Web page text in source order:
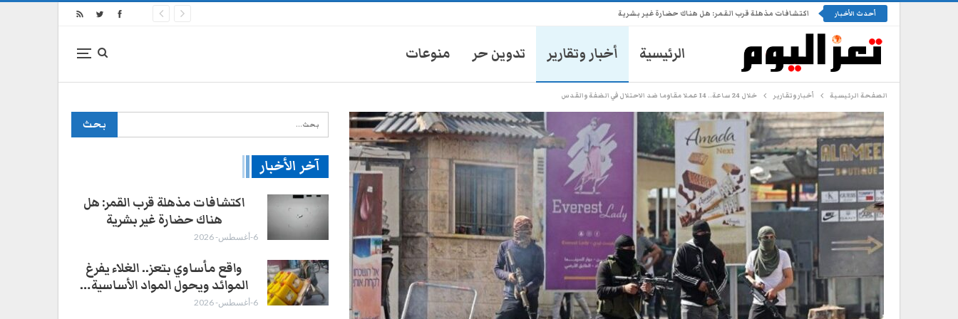
أحدث الأخبار اكتشافات مذهلة قرب القمر: هل هناك حضارة غير بشرية
الرئيسية أخبار وتقارير تدوين حر منوعات
الصفحة الرئيسية أخبار وتقارير خلال 24 ساعة.. 14 عملا مقاوما ضد الاحتلال في الضفة والقدس
آخر الأخبار
انتشار أمني في تعز يثير مخاوف
الأهالي من حملات تضييق جديدة
28-يوليو- 2026
موكب محافظ تعز يدهس طفلاً
ويتركه في العناية المركزة
28-يوليو- 2026
اكتشافات مذهلة قرب القمر: هل
هناك حضارة غير بشرية
6-أغسطس- 2026
واقع مأساوي بتعز.. الغلاء يفرغ
الموائد ويحول المواد الأساسية…
6-أغسطس- 2026